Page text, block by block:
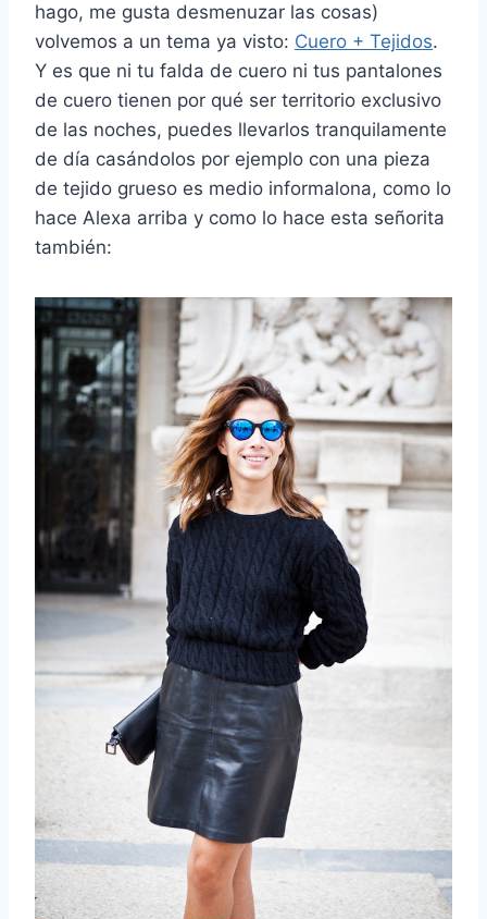
hago, me gusta desmenuzar las cosas)
volvemos a un tema ya visto: Cuero + Tejidos.
Y es que ni tu falda de cuero ni tus pantalones
de cuero tienen por qué ser territorio exclusivo
de las noches, puedes llevarlos tranquilamente
de día casándolos por ejemplo con una pieza
de tejido grueso es medio informalona, como lo
hace Alexa arriba y como lo hace esta señorita
también: